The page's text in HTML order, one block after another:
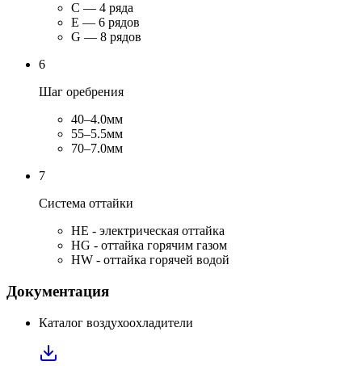
C — 4 ряда
E — 6 рядов
G — 8 рядов
6
Шаг оребрения
40–4.0мм
55–5.5мм
70–7.0мм
7
Система оттайки
HE - электрическая оттайка
HG - оттайка горячим газом
HW - оттайка горячей водой
Документация
Каталог воздухоохладители